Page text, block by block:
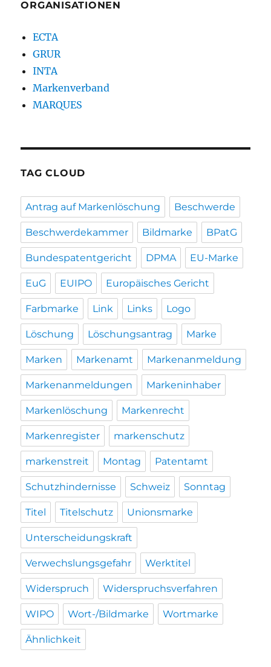
ORGANISATIONEN
ECTA
GRUR
INTA
Markenverband
MARQUES
TAG CLOUD
Antrag auf Markenlöschung Beschwerde
Beschwerdekammer Bildmarke BPatG
Bundespatentgericht DPMA EU-Marke
EuG EUIPO Europäisches Gericht
Farbmarke Link Links Logo
Löschung Löschungsantrag Marke
Marken Markenamt Markenanmeldung
Markenanmeldungen Markeninhaber
Markenlöschung Markenrecht
Markenregister markenschutz
markenstreit Montag Patentamt
Schutzhindernisse Schweiz Sonntag
Titel Titelschutz Unionsmarke
Unterscheidungskraft
Verwechslungsgefahr Werktitel
Widerspruch Widerspruchsverfahren
WIPO Wort-/Bildmarke Wortmarke
Ähnlichkeit